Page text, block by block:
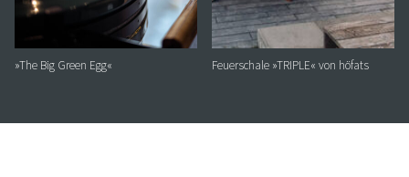
Feuerschale »TRIPLE« von höfats
»The Big Green Egg«